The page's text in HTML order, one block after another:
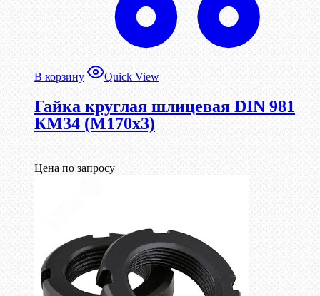
В корзину Quick View
Гайка круглая шлицевая DIN 981
КМ34 (М170х3)
Цена по запросу